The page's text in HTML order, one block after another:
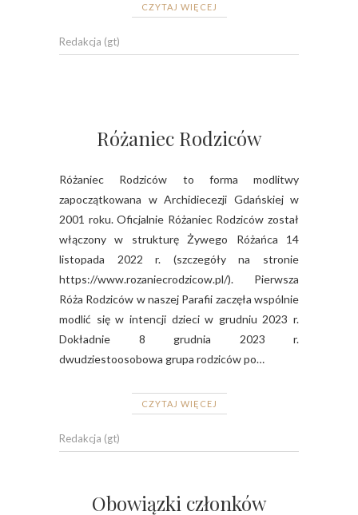
CZYTAJ WIĘCEJ
Redakcja (gt)
Różaniec Rodziców
Różaniec Rodziców to forma modlitwy
zapoczątkowana w Archidiecezji Gdańskiej w
2001 roku. Oficjalnie Różaniec Rodziców został
włączony w strukturę Żywego Różańca 14
listopada 2022 r. (szczegóły na stronie
https://www.rozaniecrodzicow.pl/). Pierwsza
Róża Rodziców w naszej Parafii zaczęła wspólnie
modlić się w intencji dzieci w grudniu 2023 r.
Dokładnie 8 grudnia 2023 r.
dwudziestoosobowa grupa rodziców po…
CZYTAJ WIĘCEJ
Redakcja (gt)
Obowiązki członków